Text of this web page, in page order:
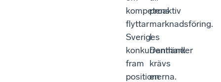
kompetens
flyttar
Sveriges
konkurrentländer
fram
positionerna.
proaktiv
marknadsföring.
I
Danmark
krävs
en